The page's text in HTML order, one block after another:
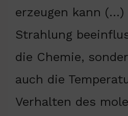
erzeugen kann (…)
Strahlung
die Chemie,
auch die
Verhalten des